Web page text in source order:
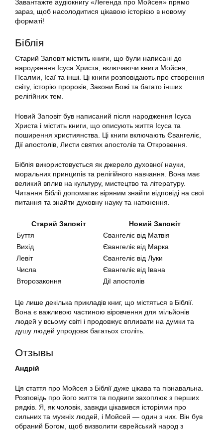
Завантажте аудіокнигу «Легенда про Мойсея» прямо
зараз, щоб насолодитися цікавою історією в новому
форматі!
Біблія
Старий Заповіт містить книги, що були написані до
народження Ісуса Христа, включаючи книги Мойсея,
Псалми, Ісаї та інші. Ці книги розповідають про створення
світу, історію пророків, Закони Божі та багато інших
релігійних тем.
Новий Заповіт був написаний після народження Ісуса
Христа і містить книги, що описують життя Ісуса та
поширення християнства. Ці книги включають Євангеліє,
Дії апостолів, Листи святих апостолів та Откровення.
Біблія використовується як джерело духовної науки,
моральних принципів та релігійного навчання. Вона має
великий вплив на культуру, мистецтво та літературу.
Читання Біблії допомагає віряним знайти відповіді на свої
питання та знайти духовну науку та натхнення.
Старий Заповіт
Новий Заповіт
Буття
Євангеліє від Матвія
Вихід
Євангеліє від Марка
Левіт
Євангеліє від Луки
Числа
Євангеліє від Івана
Второзаконня
Дії апостолів
Це лише декілька прикладів книг, що містяться в Біблії.
Вона є важливою частиною віровчення для мільйонів
людей у всьому світі і продовжує впливати на думки та
душу людей упродовж багатьох століть.
Отзывы
Андрій
Ця стаття про Мойсея з Біблії дуже цікава та пізнавальна.
Розповідь про його життя та подвиги захоплює з перших
рядків. Я, як чоловік, завжди цікавився історіями про
сильних та мужніх людей, і Мойсей — один з них. Він був
обраний Богом, щоб визволити єврейський народ з